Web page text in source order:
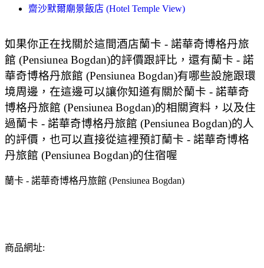
齋沙默爾廟景飯店 (Hotel Temple View)
如果你正在找關於這間酒店蘭卡 - 諾華奇博格丹旅
館 (Pensiunea Bogdan)的評價跟評比，還有蘭卡 - 諾
華奇博格丹旅館 (Pensiunea Bogdan)有哪些設施跟環
境周邊，在這邊可以讓你知道有關於蘭卡 - 諾華奇
博格丹旅館 (Pensiunea Bogdan)的相關資料，以及住
過蘭卡 - 諾華奇博格丹旅館 (Pensiunea Bogdan)的人
的評價，也可以直接從這裡預訂蘭卡 - 諾華奇博格
丹旅館 (Pensiunea Bogdan)的住宿喔
蘭卡 - 諾華奇博格丹旅館 (Pensiunea Bogdan)
商品網址: